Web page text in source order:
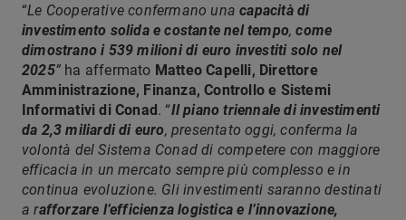
“Le Cooperative confermano unacapacità di
investimento solida e costante nel tempo,come
dimostrano i 539 milioni di euro investiti solo nel
2025” ha affermato Matteo Capelli, Direttore
Amministrazione, Finanza, Controllo e Sistemi
Informativi di Conad . “Il piano triennale di investimenti
da 2,3 miliardi di euro, presentato oggi, conferma la
volontà del Sistema Conad di competere con maggiore
efficacia in un mercato sempre più complesso e in
continua evoluzione. Gli investimenti saranno destinati
a rafforzare l’efficienza logistica e l’innovazione,